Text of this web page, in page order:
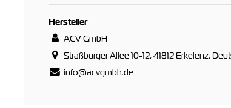
Hersteller
ACV GmbH
Straßburger Allee 10-12, 41812 Erkelenz,
info@acvgmbh.de